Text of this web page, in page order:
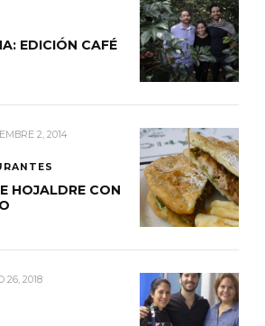
EDICIÓN CAFÉ
2, 2014
HOJALDRE CON
26, 2018